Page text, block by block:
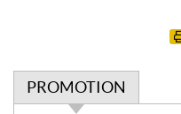
PROMOTION